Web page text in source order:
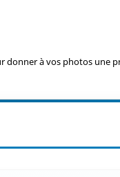
donner à vos photos une